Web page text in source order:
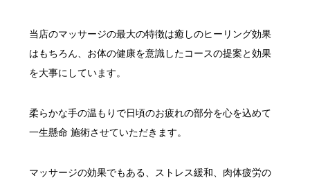
当店のマッサージの最大の特徴は癒しのヒーリング効果
はもちろん、お体の健康を意識したコースの提案と効果
を大事にしています。
柔らかな手の温もりで日頃のお疲れの部分を心を込めて
一生懸命 施術させていただきます。
マッサージの効果でもある、ストレス緩和、肉体疲労の